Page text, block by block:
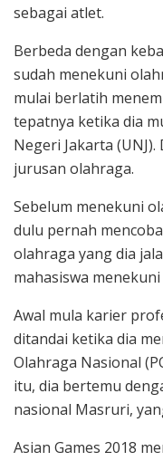
sebagai atlet.
Berbeda dengan
sudah menekuni
mulai berlatih
tepatnya ketika dia
Negeri Jakarta
jurusan olahraga.
Sebelum menekuni
dulu pernah
olahraga yang dia
mahasiswa
Awal mula karier
ditandai ketika dia
Olahraga Nasional
itu, dia bertemu
nasional Masruri,
Asian Games 2018